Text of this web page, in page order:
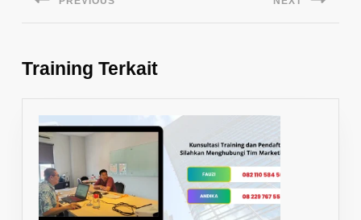
Training Terkait